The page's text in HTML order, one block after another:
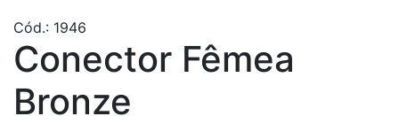
Cód.: 1946
Conector Fêmea
Bronze